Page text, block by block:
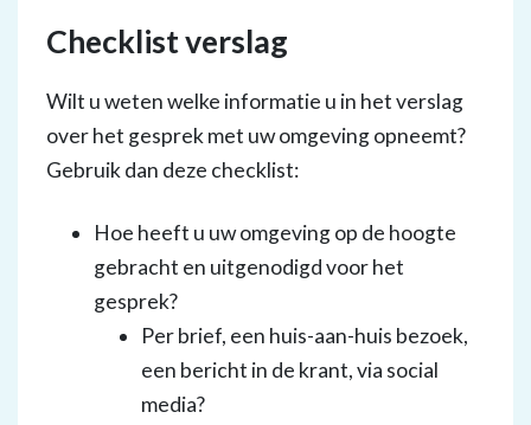
Checklist verslag
Wilt u weten welke informatie u in het verslag
over het gesprek met uw omgeving opneemt?
Gebruik dan deze checklist:
Hoe heeft u uw omgeving op de hoogte
gebracht en uitgenodigd voor het
gesprek?
Per brief, een huis-aan-huis bezoek,
een bericht in de krant, via social
media?